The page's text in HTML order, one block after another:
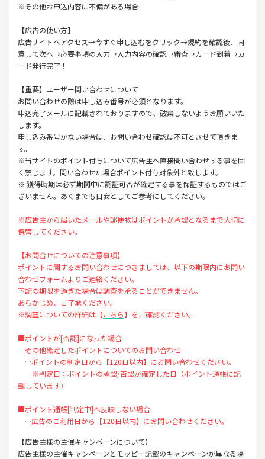
※その他お申込内容に不備がある場合
【広告の使い方】
広告サイトへアクセス→今すぐ申し込むをクリック→規約を確認後、同
意して次へ→必要事項の入力→入力内容の確認→審査→カード到着→カ
ード発行完了！
【重要】ユーザー問い合わせについて
お問い合わせの際は申し込み番号が必須となります。
申込完了メールに記載されておりますので、破棄しないようお願いいた
します。
申し込み番号がない場合は、お問い合わせ確認は不可とさせて頂きま
す。
※当サイトのポイント付与について広告主へ直接問い合わせする事を固
く禁じます。問い合わせた場合ポイント付与対象外と致します。
※ 獲得時期は必ず期間中に認証可否が確定する事を保証するものではご
ざいません。あくまでも目安としてご参考にしてください。
※広告主から届いたメールや郵便物はポイントが承認となるまで大切に
保管してください。
【お問合せについての注意事項】
ポイントに関するお問い合わせにつきましては、以下の期限内にお問い
合わせフォームよりご連絡ください。
下記の期限を過ぎた場合は調査を承ることができません。
あらかじめ、ご了承ください。
※調査についての詳細は【こちら】をご確認ください。
■ポイントが[否認]になった場合
その他確定したポイントについてのお問い合わせ
…ポイントの判定日から【120日以内】にお問い合わせください。
※判定日：ポイントの承認/否認が確定した日（ポイント通帳に記
載しています）
■ポイント通帳[判定中]へ反映しない場合
…広告のご利用日から【120日以内】にお問い合わせください。
【広告主様の主催キャンペーンについて】
広告主様の主催キャンペーンとモッピー記載のキャンペーンが異なる場